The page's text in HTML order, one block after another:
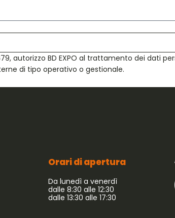
679, autorizzo BD EXPO al trattamento dei
di tipo operativo o gestionale.
Orari di apertura
Da lunedì a venerdì
dalle 8:30 alle 12:30
dalle 13:30 alle 17:30